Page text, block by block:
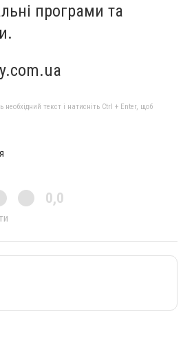
програми та
текст і натисніть Ctrl + Enter, щоб
0,0